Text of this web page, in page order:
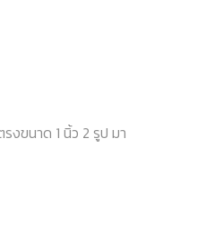
ขนาด 1 นิ้ว 2 รูป มา